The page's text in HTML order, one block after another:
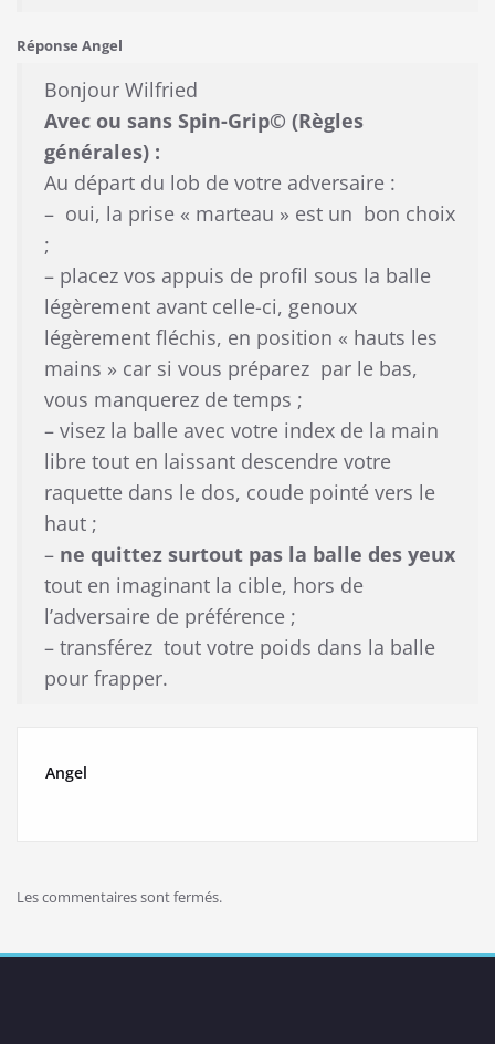
Réponse Angel
Bonjour Wilfried
Avec ou sans Spin-Grip© (Règles
générales) :
Au départ du lob de votre adversaire :
– oui, la prise « marteau » est un bon choix
;
– placez vos appuis de profil sous la balle
légèrement avant celle-ci, genoux
légèrement fléchis, en position « hauts les
mains » car si vous préparez par le bas,
vous manquerez de temps ;
– visez la balle avec votre index de la main
libre tout en laissant descendre votre
raquette dans le dos, coude pointé vers le
haut ;
– ne quittez surtout pas la balle des yeux
tout en imaginant la cible, hors de
l’adversaire de préférence ;
– transférez tout votre poids dans la balle
pour frapper.
Angel
Les commentaires sont fermés.